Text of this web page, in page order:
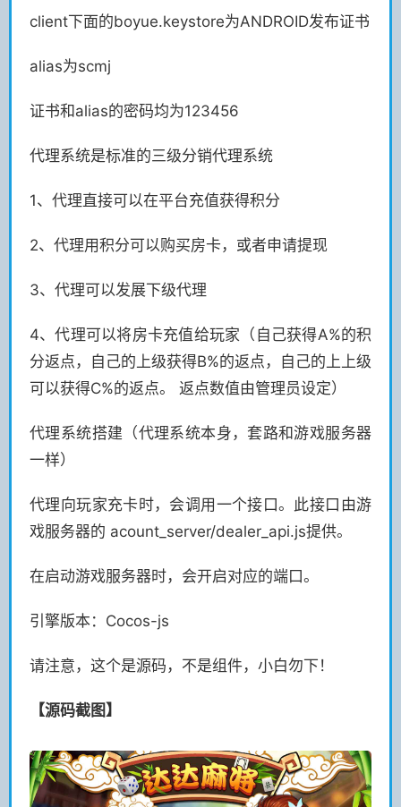
client下面的boyue.keystore为ANDROID发布证书
alias为scmj
证书和alias的密码均为123456
代理系统是标准的三级分销代理系统
1、代理直接可以在平台充值获得积分
2、代理用积分可以购买房卡，或者申请提现
3、代理可以发展下级代理
4、代理可以将房卡充值给玩家（自己获得A%的积
分返点，自己的上级获得B%的返点，自己的上上级
可以获得C%的返点。 返点数值由管理员设定）
代理系统搭建（代理系统本身，套路和游戏服务器
一样）
代理向玩家充卡时，会调用一个接口。此接口由游
戏服务器的 acount_server/dealer_api.js提供。
在启动游戏服务器时，会开启对应的端口。
引擎版本：Cocos-js
请注意，这个是源码，不是组件，小白勿下！
【源码截图】